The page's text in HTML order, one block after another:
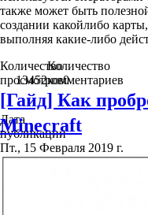
также может быть
создании какойлибо
выполняя какие-либо
Количество
просмотров
13452
Количество
комментариев
0
[Гайд] Как
Minecraft
Дата
публикации
Пт., 15 Февраля 2019 г.